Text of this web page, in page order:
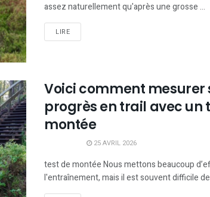
assez naturellement qu'après une grosse ...
LIRE
Voici comment mesurer
progrès en trail avec un
montée
25 AVRIL 2026
test de montée Nous mettons beaucoup
l'entraînement, mais il est souvent difficile de